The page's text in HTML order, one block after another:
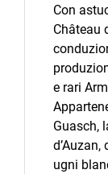
Con
Château
e rari
Guasch,
ugni